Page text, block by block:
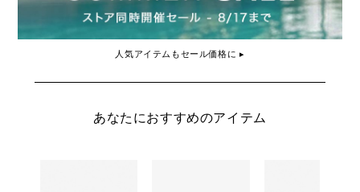
人気アイテムもセール価格に ▸
あなたにおすすめのアイテム